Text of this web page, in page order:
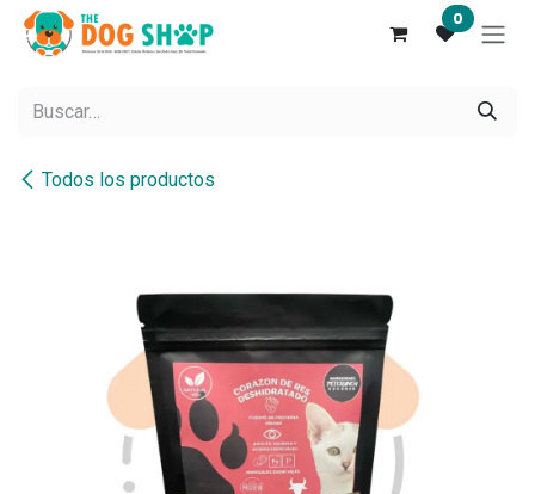
Ir al contenido 0
Todos los productos